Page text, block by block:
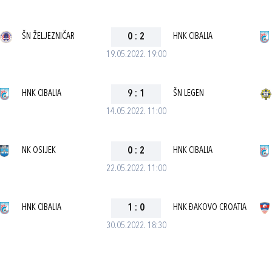
19.05.2022. 19:00
ŠN ŽELJEZNIČAR 0 : 2 HNK CIBALIA
14.05.2022. 11:00
HNK CIBALIA 9 : 1 ŠN LEGEN
22.05.2022. 11:00
NK OSIJEK 0 : 2 HNK CIBALIA
30.05.2022. 18:30
HNK CIBALIA 1 : 0 HNK ĐAKOVO CROATIA